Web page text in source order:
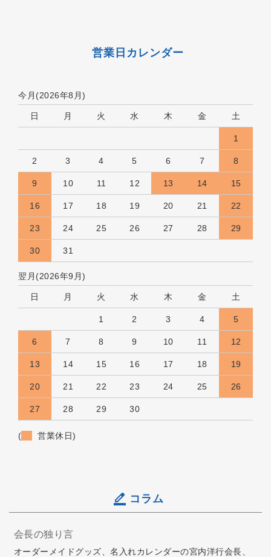
営業日カレンダー
今月(2026年8月)
日 月 火 水 木 金 土
1
2 3 4 5 6 7 8
9 10 11 12 13 14 15
16 17 18 19 20 21 22
23 24 25 26 27 28 29
30 31
翌月(2026年9月)
日 月 火 水 木 金 土
1 2 3 4 5
6 7 8 9 10 11 12
13 14 15 16 17 18 19
20 21 22 23 24 25 26
27 28 29 30
( 営業休日)
コラム
会長の独り言
オーダーメイドグッズ、名入れカレンダーの宮内洋行会長、